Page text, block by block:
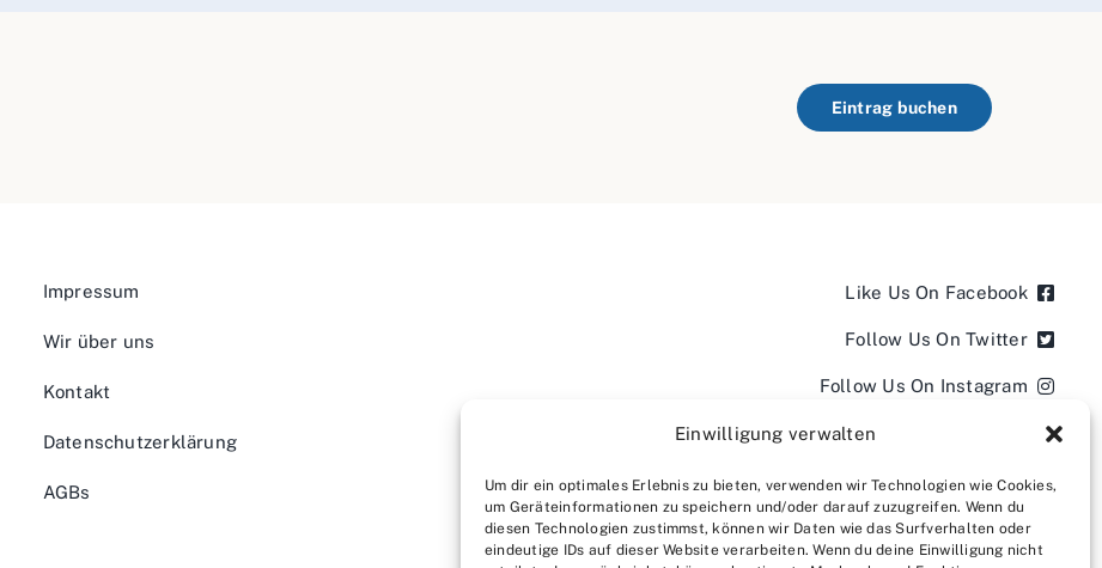
Einwilligung verwalten
Um dir ein optimales Erlebnis zu bieten, verwenden wir Technologien wie Cookies,
um Geräteinformationen zu speichern und/oder darauf zuzugreifen. Wenn du
diesen Technologien zustimmst, können wir Daten wie das Surfverhalten oder
eindeutige IDs auf dieser Website verarbeiten. Wenn du deine Einwilligung nicht
Eintrag buchen
Impressum
Wir über uns
Kontakt
Datenschutzerklärung
AGBs
Like Us On Facebook
Follow Us On Twitter
Follow Us On Instagram
Follow Us On LinkedIn
Follow us on YouTube
Follow us on Pinterest